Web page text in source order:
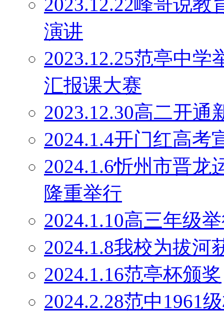
演讲
2023.12.25范亭中学
汇报课大赛
2023.12.30高二开通
2024.1.4开门红高考
2024.1.6忻州市晋龙
隆重举行
2024.1.10高三年级
2024.1.8我校为拔河
2024.1.16范亭杯颁奖
2024.2.28范中1961